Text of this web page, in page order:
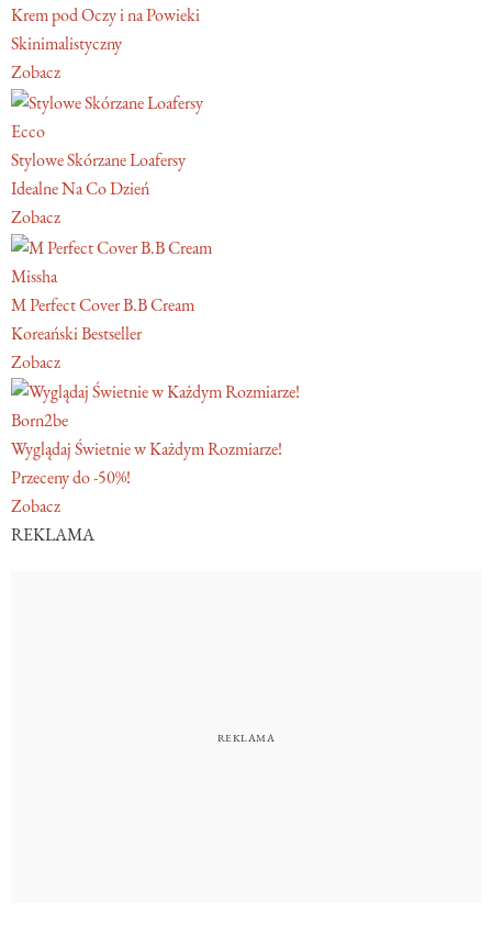
Krem pod Oczy i na Powieki
Skinimalistyczny
Zobacz
Ecco
Stylowe Skórzane Loafersy
Idealne Na Co Dzień
Zobacz
Missha
M Perfect Cover B.B Cream
Koreański Bestseller
Zobacz
Born2be
Wyglądaj Świetnie w Każdym Rozmiarze!
Przeceny do -50%!
Zobacz
REKLAMA